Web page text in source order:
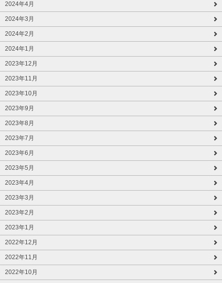
2024年4月
2024年3月
2024年2月
2024年1月
2023年12月
2023年11月
2023年10月
2023年9月
2023年8月
2023年7月
2023年6月
2023年5月
2023年4月
2023年3月
2023年2月
2023年1月
2022年12月
2022年11月
2022年10月